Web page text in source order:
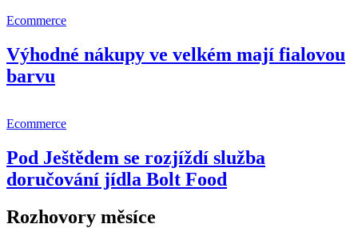
Ecommerce
Výhodné nákupy ve velkém mají fialovou
barvu
Ecommerce
Pod Ještědem se rozjíždí služba
doručování jídla Bolt Food
Rozhovory měsíce